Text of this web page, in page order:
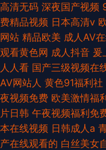
高清无码 深夜国产视频
费精品视频 日本高清v
网站 精品欧美 成人AV
观看黄色网 成人抖音 爰
人人看 国产三级视频在
AV网站人 黄色91福利社
夜视频免费 欧美激情福
片日韩 午夜视频福利免
本在线视频 日韩成人a
产在线观看的 白丝美女